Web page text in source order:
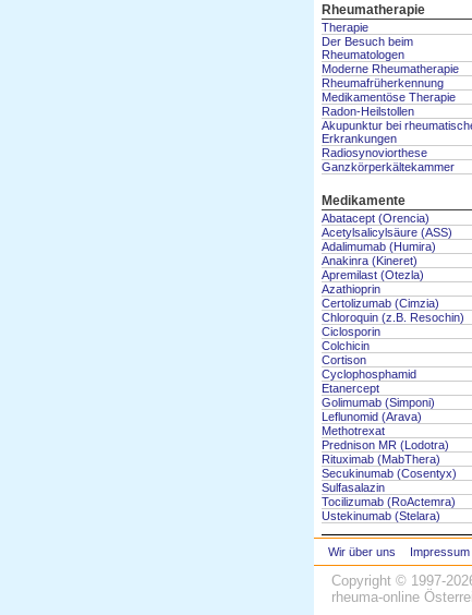
Rheumatherapie
Therapie
Der Besuch beim
Rheumatologen
Moderne Rheumatherapie
Rheumafrüherkennung
Medikamentöse Therapie
Radon-Heilstollen
Akupunktur bei
Erkrankungen
Radiosynoviorthese
Ganzkörperkältekammer
Medikamente
Abatacept (Orencia)
Acetylsalicylsäure (ASS)
Adalimumab (Humira)
Anakinra (Kineret)
Apremilast (Otezla)
Azathioprin
Certolizumab (Cimzia)
Chloroquin (z.B. Resochin)
Ciclosporin
Colchicin
Cortison
Cyclophosphamid
Etanercept
Golimumab (Simponi)
Leflunomid (Arava)
Methotrexat
Prednison MR (Lodotra)
Rituximab (MabThera)
Secukinumab (Cosentyx)
Sulfasalazin
Tocilizumab (RoActemra)
Ustekinumab (Stelara)
Wir über uns Impressum
Copyright © 1997-
rheuma-online